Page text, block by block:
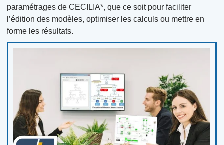
paramétrages de CECILIA*, que ce soit pour faciliter
l’édition des modèles, optimiser les calculs ou mettre en
forme les résultats.